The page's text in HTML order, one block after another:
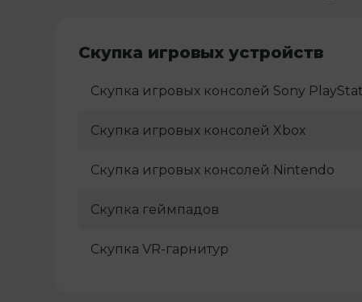
Скупка игровых устройств
Скупка игровых консолей Sony
Скупка игровых консолей Xbox
Скупка игровых консолей Nintendo
Скупка геймпадов
Скупка VR-гарнитур